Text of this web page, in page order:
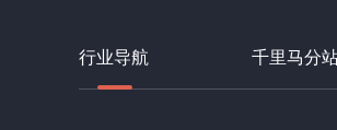
行业导航 千里马分